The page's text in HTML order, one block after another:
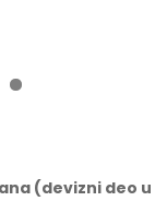
5
(devizni deo u